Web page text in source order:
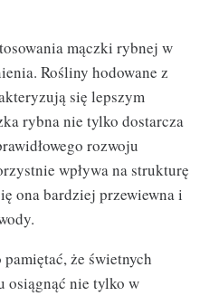
mączki rybnej w
Rośliny hodowane z
się lepszym
rybna nie tylko dostarcza
rozwoju
wpływa na strukturę
ona bardziej przewiewna i
że świetnych
osiągnąć nie tylko w